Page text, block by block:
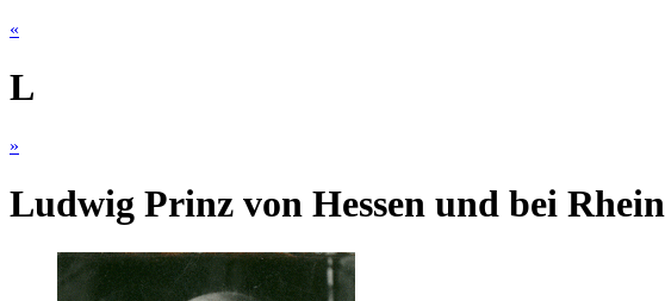
«
L
»
Ludwig Prinz von Hessen und bei Rhein